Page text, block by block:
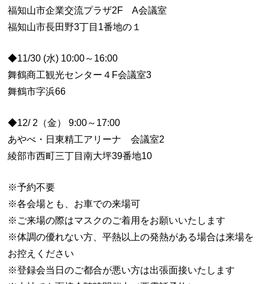
福知山市企業交流プラザ2F A会議室
福知山市長田野3丁目1番地の１
◆11/30 (水) 10:00～16:00
舞鶴商工観光センター４F会議室3
舞鶴市字浜66
◆12/ 2（金） 9:00～17:00
あやべ・日東精工アリーナ 会議室2
綾部市西町三丁目南大坪39番地10
※予約不要
※各会場とも、お車での来場可
※ご来場の際はマスクのご着用をお願いいたします
※体調の優れない方、平熱以上の発熱がある場合は来場を
お控えください
※登録会当日のご都合が悪い方は出張面接いたします